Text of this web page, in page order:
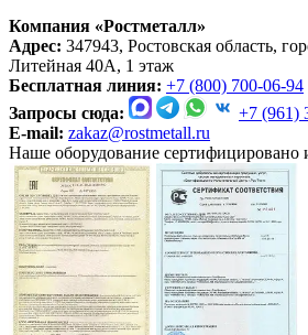
Компания «Ростметалл»
Адрес: 347943, Ростовская область,
Литейная 40А, 1 этаж
Бесплатная линия: +7 (800) 700-06-94
Запросы сюда:
+7 (961)
E-mail: zakaz@rostmetall.ru
Наше оборудование сертифицировано